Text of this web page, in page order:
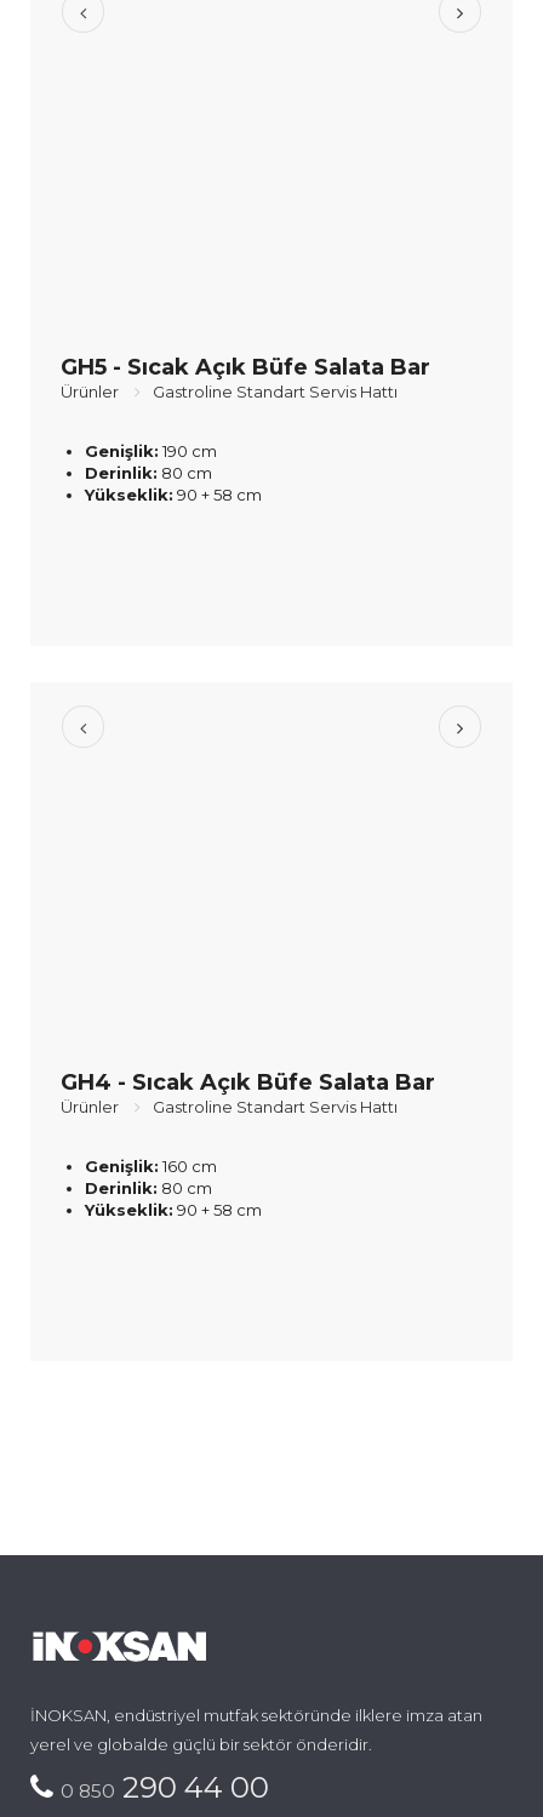
GH5 - Sıcak Açık Büfe Salata Bar
Ürünler Gastroline Standart Servis Hattı
Genişlik: 190 cm
Derinlik: 80 cm
Yükseklik: 90 + 58 cm
GH4 - Sıcak Açık Büfe Salata Bar
Ürünler Gastroline Standart Servis Hattı
Genişlik: 160 cm
Derinlik: 80 cm
Yükseklik: 90 + 58 cm
İNOKSAN, endüstriyel mutfak sektöründe ilklere imza atan
yerel ve globalde güçlü bir sektör önderidir.
0 850 290 44 00